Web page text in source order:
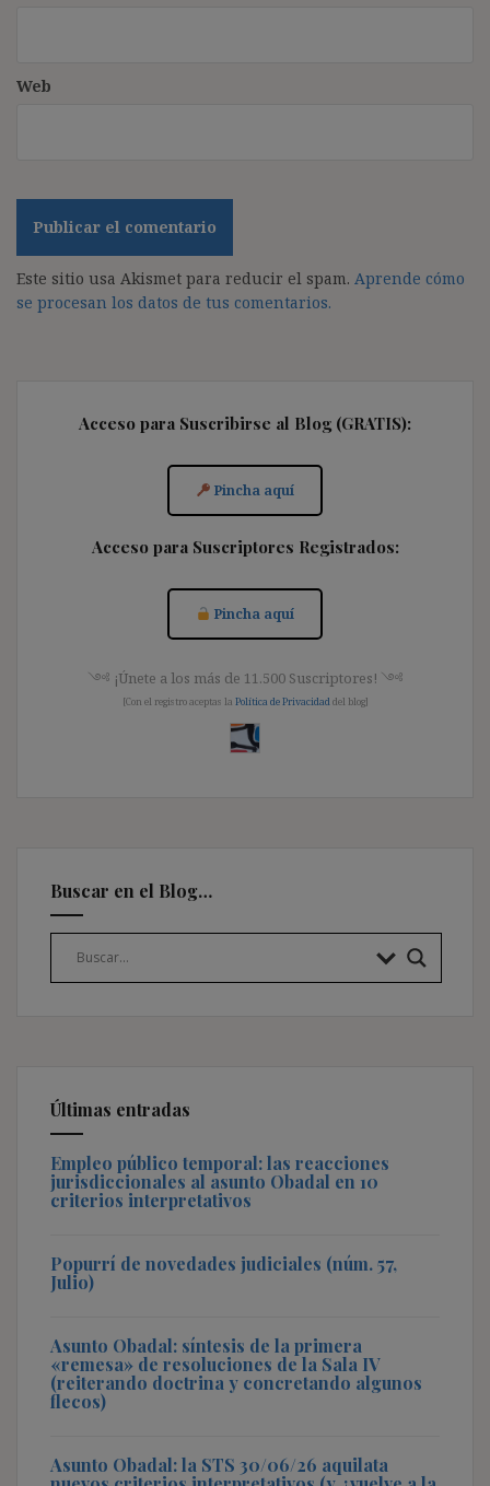
Web
Este sitio usa Akismet para reducir el spam. Aprende cómo
se procesan los datos de tus comentarios.
Acceso para Suscribirse al Blog (GRATIS):
Pincha aquí
Acceso para Suscriptores Registrados:
Pincha aquí
༺ ¡Únete a los más de 11.500 Suscriptores! ༺
[Con el registro aceptas la Política de Privacidad del blog]
Buscar en el Blog…
Últimas entradas
Empleo público temporal: las reacciones
jurisdiccionales al asunto Obadal en 10
criterios interpretativos
Popurrí de novedades judiciales (núm. 57,
Julio)
Asunto Obadal: síntesis de la primera
«remesa» de resoluciones de la Sala IV
(reiterando doctrina y concretando algunos
flecos)
Asunto Obadal: la STS 30/06/26 aquilata